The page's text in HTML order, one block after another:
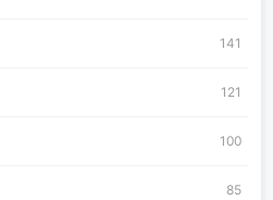
141
121
100
85